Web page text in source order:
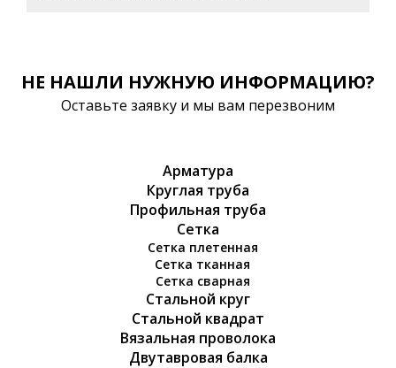
НЕ НАШЛИ НУЖНУЮ ИНФОРМАЦИЮ?
Оставьте заявку и мы вам перезвоним
Арматура
Круглая труба
Профильная труба
Сетка
Сетка плетенная
Сетка тканная
Сетка сварная
Стальной круг
Стальной квадрат
Вязальная проволока
Двутавровая балка